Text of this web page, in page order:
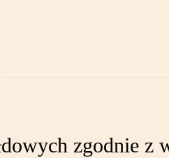
zgodnie z